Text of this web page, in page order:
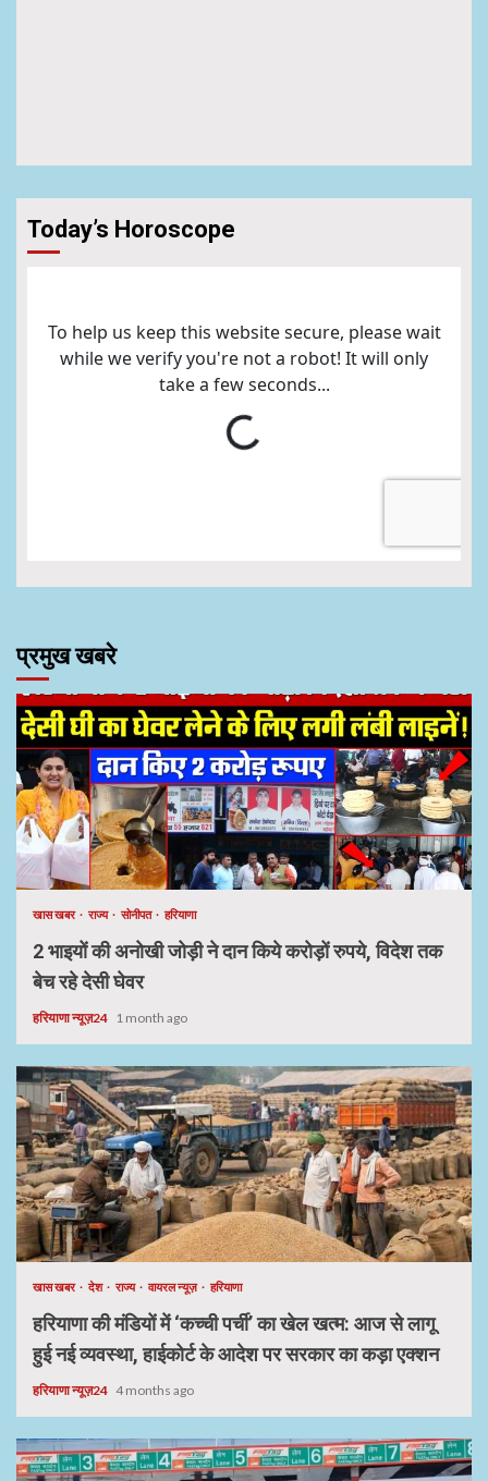
Today’s Horoscope
प्रमुख खबरे
खास खबर राज्य सोनीपत हरियाणा
2 भाइयों की अनोखी जोड़ी ने दान किये करोड़ों रुपये, विदेश तक
बेच रहे देसी घेवर
हरियाणा न्यूज़24 1 month ago
खास खबर देश राज्य वायरल न्यूज़ हरियाणा
हरियाणा की मंडियों में ‘कच्ची पर्ची’ का खेल खत्म: आज से लागू
हुई नई व्यवस्था, हाईकोर्ट के आदेश पर सरकार का कड़ा एक्शन
हरियाणा न्यूज़24 4 months ago